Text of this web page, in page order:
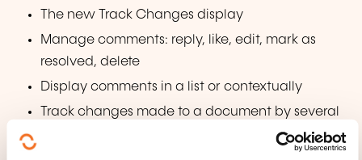
The new Track Changes display
Manage comments: reply, like, edit, mark as
resolved, delete
Display comments in a list or contextually
Track changes made to a document by several